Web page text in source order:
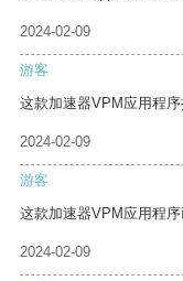
2024-02-09
游客
这款加速器VPM应用程序
2024-02-09
游客
这款加速器VPM应用程
2024-02-09